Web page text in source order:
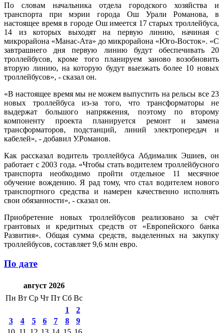
По словам начальника отдела городского хозяйства и
транспорта при мэрии города Ош Урали Романова, в
настоящее время в городе Ош имеется 17 старых троллейбуса,
14 из которых выходят на первую линию, начиная с
микрорайона «Манас-Ата» до микрорайона «Юго-Восток». «С
завтрашнего дня первую линию будут обеспечивать 20
троллейбусов, кроме того планируем заново возобновить
вторую линию, на которую будут выезжать более 10 новых
троллейбусов», - сказал он.
«В настоящее время мы не можем выпустить на рельсы все 23
новых троллейбуса из-за того, что трансформаторы не
выдержат большого напряжения, поэтому по второму
компоненту проекта планируется ремонт и замена
трансформаторов, подстанций, линий электропередач и
кабелей», - добавил У.Романов.
Как рассказал водитель троллейбуса Абдималик Эшиев, он
работает с 2003 года. «Чтобы стать водителем троллейбусного
транспорта необходимо пройти отдельное 11 месячное
обучение вождению. Я рад тому, что стал водителем нового
транспортного средства и намерен качественно исполнять
свои обязанности», - сказал он.
Приобретение новых троллейбусов реализовано за счёт
грантовых и кредитных средств от «Европейского банка
Развития». Общая сумма средств, выделенных на закупку
троллейбусов, составляет 9,6 млн евро.
По дате
август 2026
Пн Вт Ср Чт Пт Сб Вс
1
2
3
4 5 6 7 8
9